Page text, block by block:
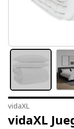
vidaXL
vidaXL